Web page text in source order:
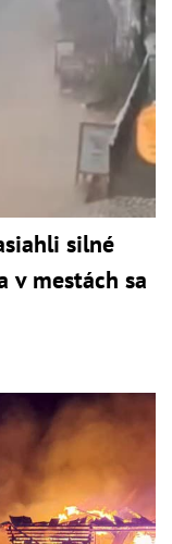
silné
v mestách sa